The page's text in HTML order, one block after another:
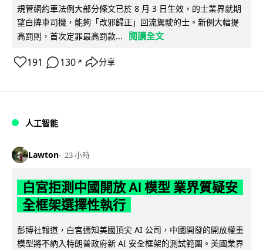
規管網約車法例大部分條文已於 8 月 3 日生效，的士業界就期
望白牌車司機，能夠「改邪歸正」回流駕駛的士。新例大幅提
高罰則，首次定罪最高罰款...
閱讀全文
191 130 ↗ 分享
人工智能
Lawton 23 小時
白宮拒測中國開放 AI 模型 業界質疑安
全框架選擇性執行
彭博社報道，白宮通知美國頂尖 AI 公司，中國開發的開放權重
模型將不納入特朗普政府新 AI 安全框架的測試範圍。美國業界